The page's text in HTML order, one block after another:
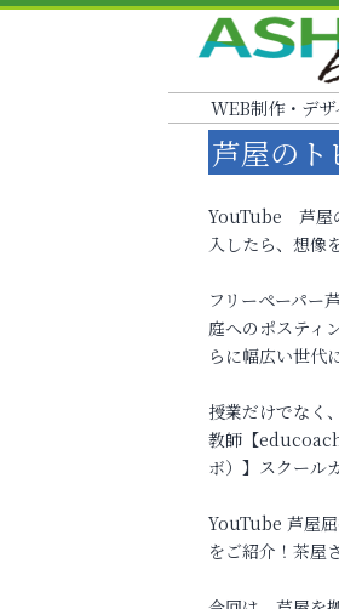
WEB制作・デ
芦屋のト
YouTube 芦屋
入したら、想像
フリーペーパー
庭へのポスティ
らに幅広い世代
授業だけでなく
教師【
ボ）】スクール
YouTube 芦屋
をご紹介！茶屋